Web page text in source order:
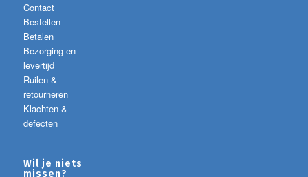
Contact
Bestellen
Betalen
Bezorging en
levertijd
Ruilen &
retourneren
Klachten &
defecten
Wil je niets
missen?